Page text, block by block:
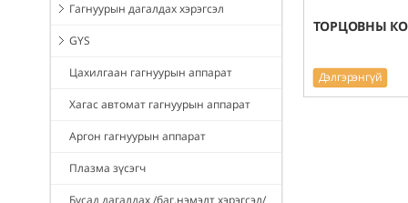
Гагнуурын дагалдах хэрэгсэл
GYS
Цахилгаан гагнуурын аппарат
Хагас автомат гагнуурын аппарат
Аргон гагнуурын аппарат
Плазма зүсэгч
ТОРЦОВНЫ
Дэлгэрэнгүй